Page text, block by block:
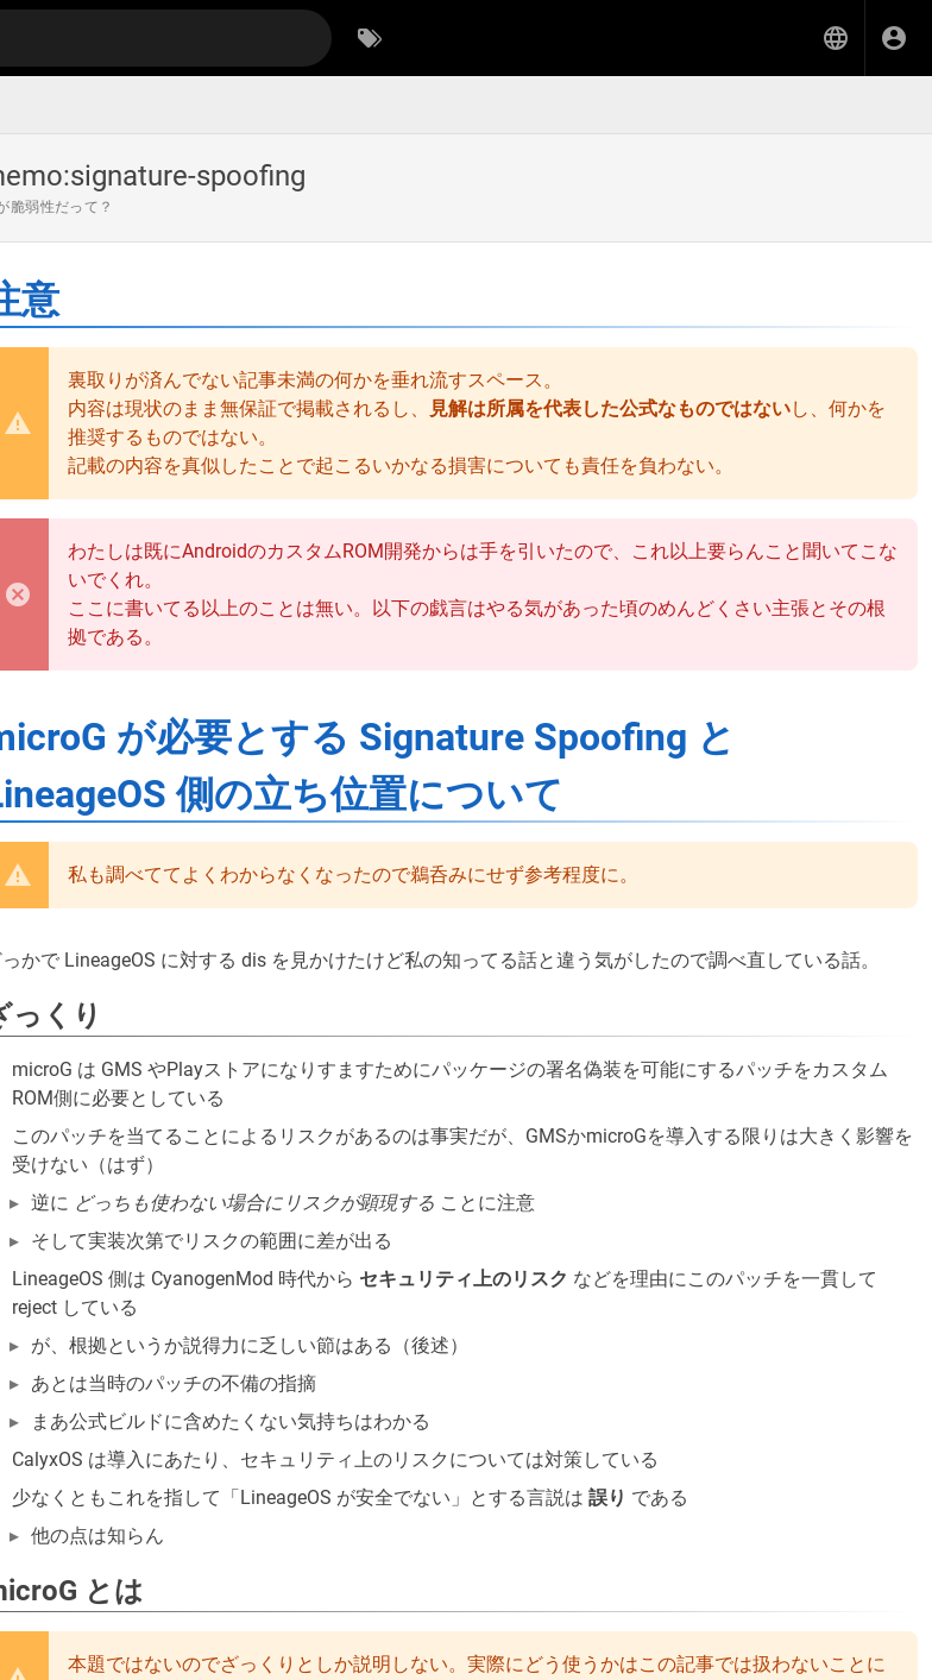
spoofing
脆弱性だって？
意
裏取りが済んでない記事未満の何かを垂れ流すスペース。
内容は現状のまま無保証で掲載されるし、
見解は所属を代表した公式なものではないし、何かを
推奨するものではない。
記載の内容を真似したことで起こるいかなる損害についても責任を負わない。
わたしは既にAndroidのカスタムROM開発からは手を引いたので、これ以上要らんこと聞いてこな
いでくれ。
ここに書いてる以上のことは無い。以下の戯言はやる気があった頃のめんどくさい主張とその根
拠である。
が必要とする Signature Spoofing と
側の立ち位置について
私も調べててよくわからなくなったので鵜呑みにせず参考程度に。
っかで LineageOS に対する dis を見かけたけど私の知ってる話と違う気がしたので調べ直している話。
っくり
microG は GMS やPlayストアになりすますためにパッケージの署名偽装を可能にするパッチをカスタム
ROM側に必要としている
このパッチを当てることによるリスクがあるのは事実だが、GMSかmicroGを導入する限りは大きく影響を
受けない（はず）
逆に どっちも使わない場合にリスクが顕現する ことに注意
そして実装次第でリスクの範囲に差が出る
LineageOS 側は CyanogenMod 時代から セキュリティ上のリスク などを理由にこのパッチを一貫して
reject している
が、根拠というか説得力に乏しい節はある（後述）
あとは当時のパッチの不備の指摘
まあ公式ビルドに含めたくない気持ちはわかる
CalyxOS は導入にあたり、セキュリティ上のリスクについては対策している
少なくともこれを指して「LineageOS が安全でない」とする言説は 誤り である
他の点は知らん
とは
本題ではないのでざっくりとしか説明しない。実際にどう使うかはこの記事では扱わないことに